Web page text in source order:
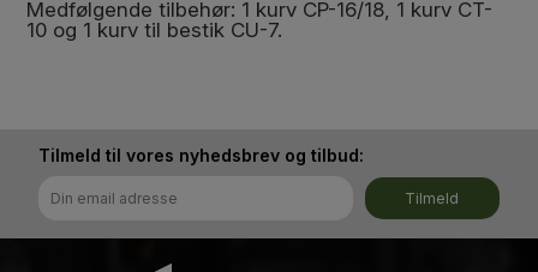
Medfølgende tilbehør: 1 kurv CP-16/18, 1 kurv CT-
10 og 1 kurv til bestik CU-7.
Tilmeld til vores nyhedsbrev og tilbud:
Tilmeld